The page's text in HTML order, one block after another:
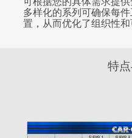
多样化的系列可确保每
置，从而优化了组织性和
特